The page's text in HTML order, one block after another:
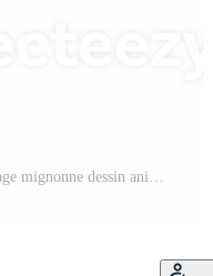
crocodile Naturel avec une kawaii visage mignonne dessin animé, ai produire PNG Pro